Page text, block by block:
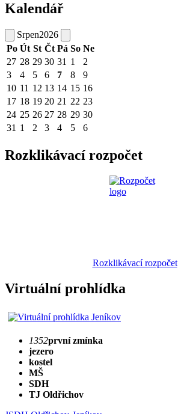
Kalendář
Srpen2026
Po Út St Čt Pá So Ne
27 28 29 30 31 1
2
3
4 5 6 7 8
9
10 11 12 13 14 15 16
17 18 19 20 21 22 23
24 25 26 27 28 29 30
31 1 2 3 4 5 6
Rozklikávací rozpočet
Rozklikávací rozpočet
Virtuální prohlídka
1352první zmínka
jezero
kostel
MŠ
SDH
TJ Oldřichov